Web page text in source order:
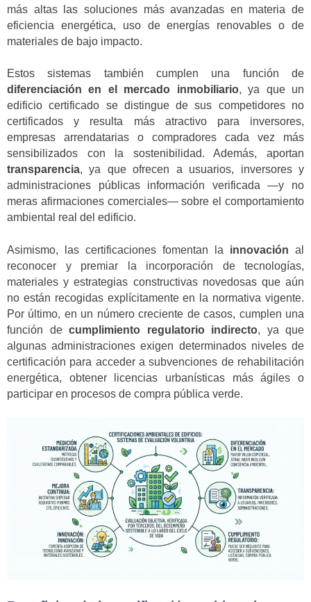
más altas las soluciones más avanzadas en materia de
eficiencia energética, uso de energías renovables o de
materiales de bajo impacto.
Estos sistemas también cumplen una función de
diferenciación en el mercado inmobiliario, ya que un
edificio certificado se distingue de sus competidores no
certificados y resulta más atractivo para inversores,
empresas arrendatarias o compradores cada vez más
sensibilizados con la sostenibilidad. Además, aportan
transparencia, ya que ofrecen a usuarios, inversores y
administraciones públicas información verificada —y no
meras afirmaciones comerciales— sobre el comportamiento
ambiental real del edificio.
Asimismo, las certificaciones fomentan la innovación al
reconocer y premiar la incorporación de tecnologías,
materiales y estrategias constructivas novedosas que aún
no están recogidas explícitamente en la normativa vigente.
Por último, en un número creciente de casos, cumplen una
función de cumplimiento regulatorio indirecto, ya que
algunas administraciones exigen determinados niveles de
certificación para acceder a subvenciones de rehabilitación
energética, obtener licencias urbanísticas más ágiles o
participar en procesos de compra pública verde.